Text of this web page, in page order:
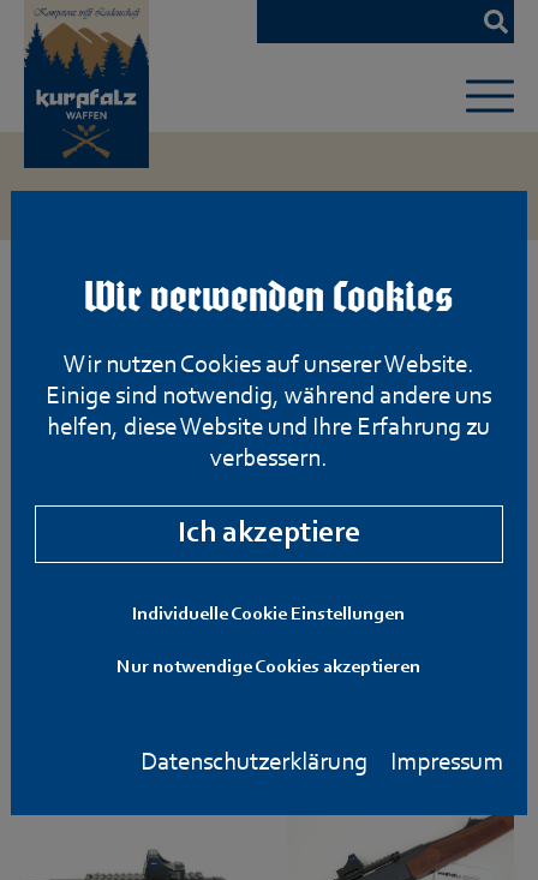
Wir verwenden Cookies
Wir nutzen Cookies auf unserer Website.
Einige sind notwendig, während andere uns
helfen, diese Website und Ihre Erfahrung zu
verbessern.
Ich akzeptiere
Individuelle Cookie Einstellungen
Nur notwendige Cookies akzeptieren
Datenschutzerklärung Impressum
Zum
Hauptinhalt
springen